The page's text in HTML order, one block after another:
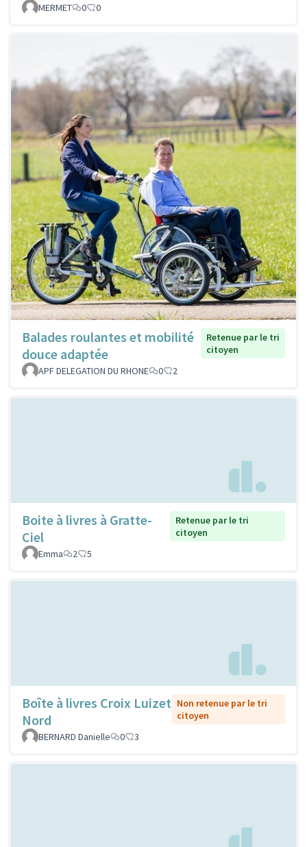
MERMET
0 0
Balades roulantes et mobilité
douce adaptée
Retenue par le tri
citoyen
APF DELEGATION DU RHONE
0 2
Boite à livres à Gratte-
Ciel
Retenue par le tri
citoyen
Emma
2 5
Boîte à livres Croix Luizet
Nord
Non retenue par le tri
citoyen
BERNARD Danielle
0 3